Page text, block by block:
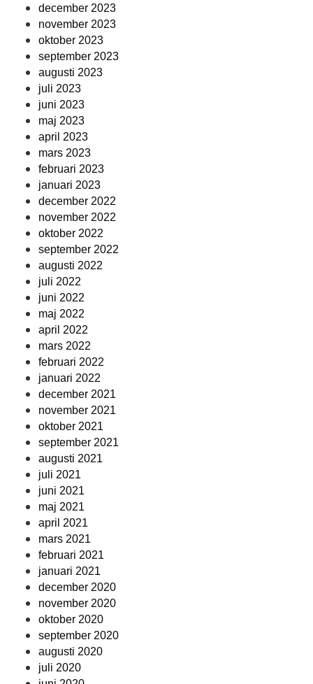
december 2023
november 2023
oktober 2023
september 2023
augusti 2023
juli 2023
juni 2023
maj 2023
april 2023
mars 2023
februari 2023
januari 2023
december 2022
november 2022
oktober 2022
september 2022
augusti 2022
juli 2022
juni 2022
maj 2022
april 2022
mars 2022
februari 2022
januari 2022
december 2021
november 2021
oktober 2021
september 2021
augusti 2021
juli 2021
juni 2021
maj 2021
april 2021
mars 2021
februari 2021
januari 2021
december 2020
november 2020
oktober 2020
september 2020
augusti 2020
juli 2020